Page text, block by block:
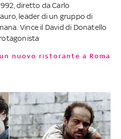
diretto da Carlo
leader di un gruppo di
Vince il David di Donatello
un nuovo ristorante a Roma